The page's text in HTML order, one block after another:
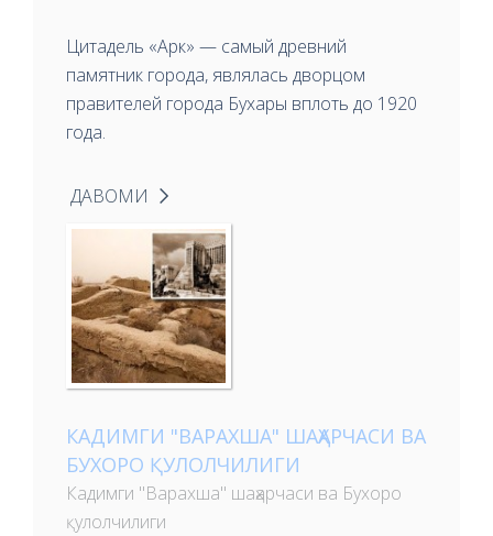
Цитадель «Арк» — самый древний
памятник города, являлась дворцом
правителей города Бухары вплоть до 1920
года.
ДАВОМИ
КАДИМГИ "ВАРАХША" ШАҲАРЧАСИ ВА
БУХОРО ҚУЛОЛЧИЛИГИ
Кадимги "Варахша" шаҳарчаси ва Бухоро
қулолчилиги